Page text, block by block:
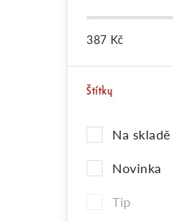
s
387 Kč
Štítky
Na skladě
Novinka
Tip